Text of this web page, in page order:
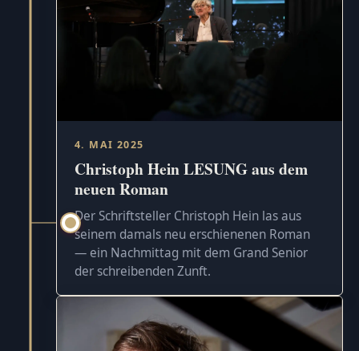
4. MAI 2025
Christoph Hein LESUNG aus dem
neuen Roman
Der Schriftsteller Christoph Hein las aus
seinem damals neu erschienenen Roman
— ein Nachmittag mit dem Grand Senior
der schreibenden Zunft.